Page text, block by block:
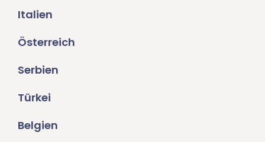
Italien
Österreich
Serbien
Türkei
Belgien